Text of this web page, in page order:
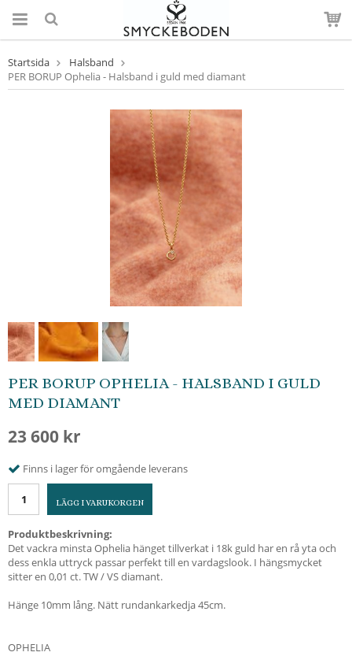
Startsida
Halsband
PER BORUP Ophelia - Halsband i guld med diamant
PER BORUP OPHELIA - HALSBAND I GULD
MED DIAMANT
23 600 kr
Finns i lager för omgående leverans
LÄGG I VARUKORGEN
Produktbeskrivning:
Det vackra minsta Ophelia hänget tillverkat i 18k guld har en rå yta och
dess enkla uttryck passar perfekt till en vardagslook. I hängsmycket
sitter en 0,01 ct. TW / VS diamant.
Hänge 10mm lång. Nätt rundankarkedja 45cm.
OPHELIA